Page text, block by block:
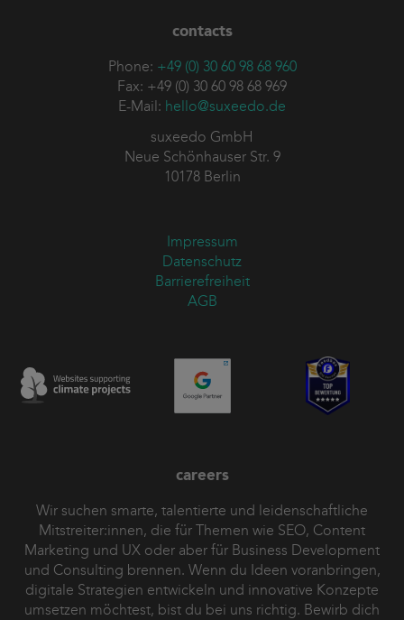
contacts
Phone: +49 (0) 30 60 98 68 960
Fax: +49 (0) 30 60 98 68 969
E-Mail: hello@suxeedo.de
suxeedo GmbH
Neue Schönhauser Str. 9
10178 Berlin
Impressum
Datenschutz
Barrierefreiheit
AGB
careers
Wir suchen smarte, talentierte und leidenschaftliche
Mitstreiter:innen, die für Themen wie SEO, Content
Marketing und UX oder aber für Business Development
und Consulting brennen. Wenn du Ideen voranbringen,
digitale Strategien entwickeln und innovative Konzepte
umsetzen möchtest, bist du bei uns richtig. Bewirb dich